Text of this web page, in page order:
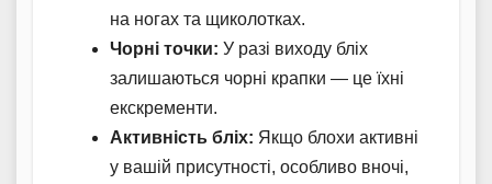
на ногах та щиколотках.
Чорні точки: У разі виходу бліх
залишаються чорні крапки — це їхні
екскременти.
Активність бліх: Якщо блохи активні
у вашій присутності, особливо вночі,